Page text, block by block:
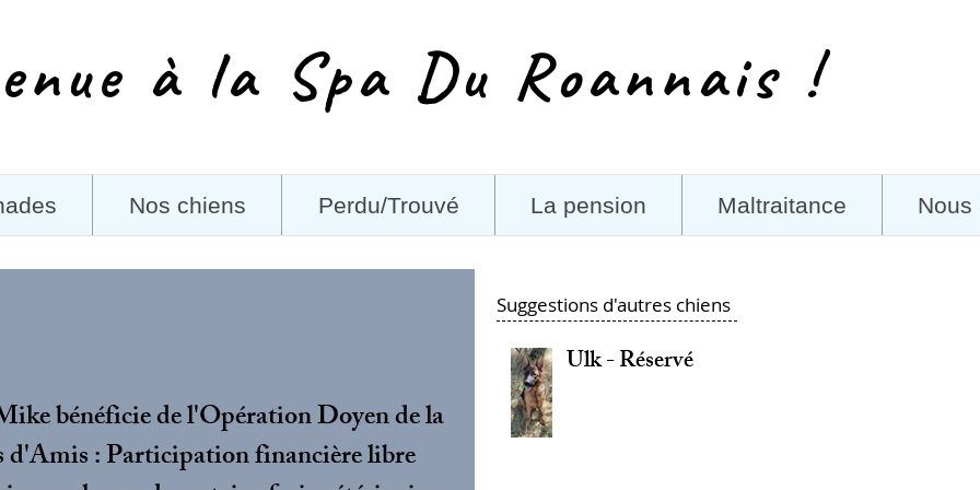
à la Spa Du Roannais !
Nos chiens Perdu/Trouvé La pension Maltraitance Nous
bénéficie de l'Opération Doyen de la
: Participation financière libre
Suggestions d'autres chiens
Ulk - Réservé